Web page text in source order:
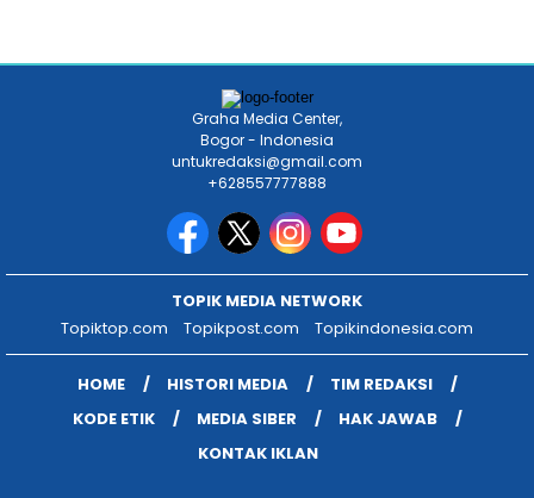
Graha Media Center,
Bogor - Indonesia
untukredaksi@gmail.com
+628557777888
TOPIK MEDIA NETWORK
Topiktop.com
Topikpost.com Topikindonesia.com
HOME HISTORI MEDIA
TIM REDAKSI
KODE ETIK
MEDIA SIBER
HAK JAWAB
KONTAK IKLAN